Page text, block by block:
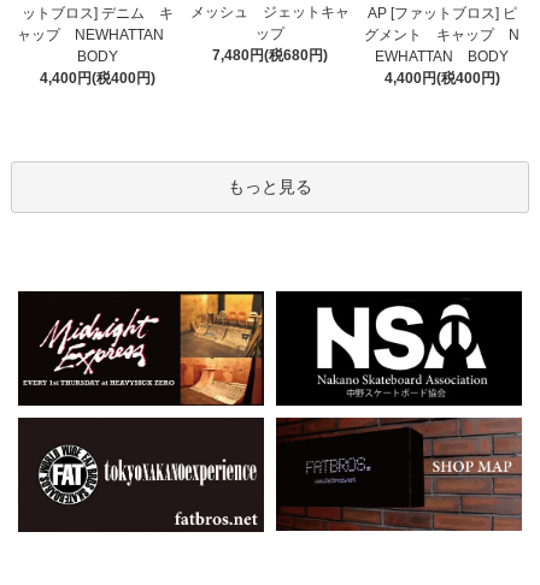
ットブロス] デニム キ
ャップ NEWHATTAN
BODY
4,400円(税400円)
メッシュ ジェットキャ
ップ
7,480円(税680円)
AP [ファットブロス] ピ
グメント キャップ N
EWHATTAN BODY
4,400円(税400円)
もっと見る